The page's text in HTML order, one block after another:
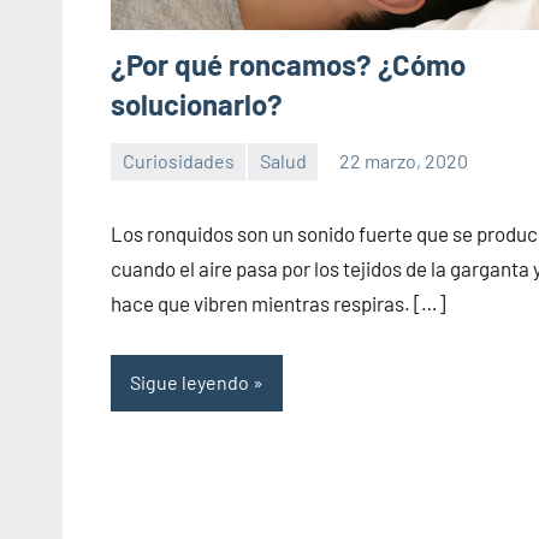
¿Por qué roncamos? ¿Cómo
solucionarlo?
Curiosidades Salud 22 marzo, 2020
la
salud
comentarios
Los ronquidos son un sonido fuerte que se
cuando el aire pasa por los tejidos de la garganta
hace que vibren mientras respiras. […]
Sigue leyendo